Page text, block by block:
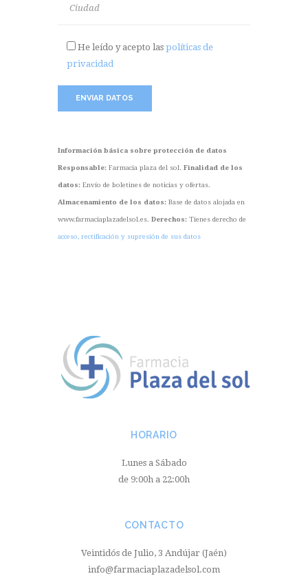
He leído y acepto las políticas de
privacidad
Información básica sobre protección de datos
Responsable: Farmacia plaza del sol. Finalidad de los
datos: Envío de boletines de noticias y ofertas.
Almacenamiento de los datos: Base de datos alojada en
www.farmaciaplazadelsol.es. Derechos: Tienes derecho de
acceso, rectificación y supresión de sus datos
HORARIO
Lunes a Sábado
de 9:00h a 22:00h
CONTACTO
Veintidós de Julio, 3 Andújar (Jaén)
info@farmaciaplazadelsol.com